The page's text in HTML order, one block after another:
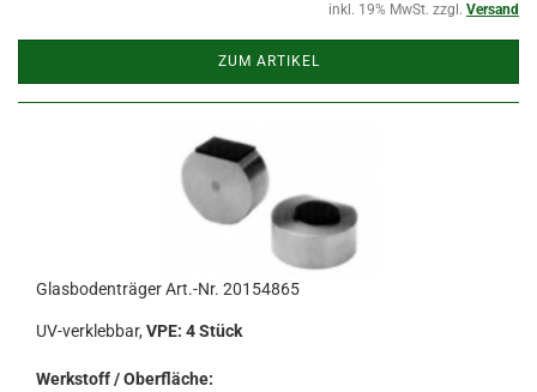
inkl. 19% MwSt. zzgl. Versand
ZUM ARTIKEL
Glasbodenträger Art.-Nr. 20154865
UV-verklebbar, VPE: 4 Stück
Werkstoff / Oberfläche: